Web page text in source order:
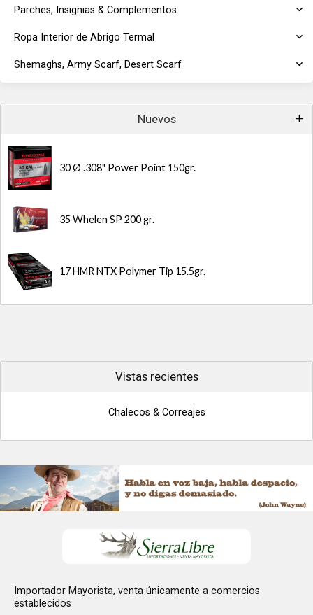
Parches, Insignias & Complementos
Ropa Interior de Abrigo Termal
Shemaghs, Army Scarf, Desert Scarf
Nuevos
30 Ø .308" Power Point 150gr.
35 Whelen SP 200 gr.
17 HMR NTX Polymer Tip 15.5gr.
Vistas recientes
Chalecos & Correajes
Importador Mayorista, venta únicamente a comercios
establecidos